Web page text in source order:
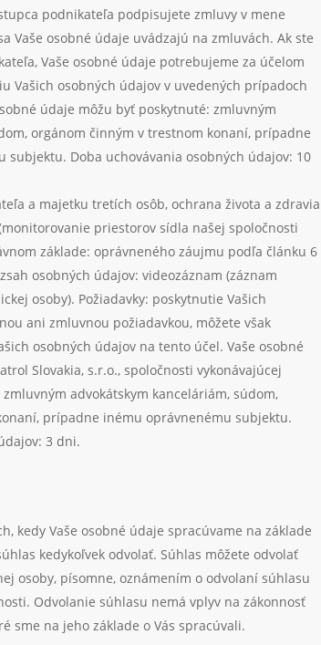
podnikateľa podpisujete zmluvy v mene
Vaše osobné údaje uvádzajú na zmluvách. Ak ste
Vaše osobné údaje potrebujeme za účelom
Vašich osobných údajov v uvedených prípadoch
údaje môžu byť poskytnuté: zmluvným
orgánom činným v trestnom konaní, prípadne
subjektu. Doba uchovávania osobných údajov: 10
a majetku tretích osôb, ochrana života a zdravia
priestorov sídla našej spoločnosti
základe: oprávneného záujmu podľa článku 6
osobných údajov: videozáznam (záznam
osoby). Požiadavky: poskytnutie Vašich
ani zmluvnou požiadavkou, môžete však
osobných údajov na tento účel. Vaše osobné
Slovakia, s.r.o., spoločnosti vykonávajúcej
advokátskym kanceláriám, súdom,
prípadne inému oprávnenému subjektu.
3 dni.
kedy Vaše osobné údaje spracúvame na základe
kedykoľvek odvolať. Súhlas môžete odvolať
osoby, písomne, oznámením o odvolaní súhlasu
Odvolanie súhlasu nemá vplyv na zákonnosť
sme na jeho základe o Vás spracúvali.